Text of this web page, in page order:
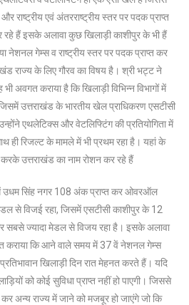
राष्ट्रीय एवं अंतरराष्ट्रीय स्तर पर पदक प्राप्त
रहे हैं इसके अलावा कुछ खिलाड़ी काशीपुर के भी हैं
नेशनल गेम्स व राष्ट्रीय स्तर पर पदक प्राप्त कर
राज्य के लिए गौरव का विषय है। श्री भट्ट ने
अवगत कराया है कि खिलाड़ी विभिन्न विभागों में
उत्तराखंड के भारतीय खेल प्राधिकरण एसटीसी
एथलेटिक्स और वेटलिफ्टिंग की प्रतियोगिता में
ही रिजल्ट के मामले में भी प्रथम रहा है। यहां के
उत्तराखंड का नाम रोशन कर रहे हैं
उधम सिंह नगर 108 अंक प्राप्त कर ओवरऑल
से विजई रहा, जिसमें एसटीसी काशीपुर के 12
सबसे ज्यादा मेडल से विजय रहा है। इसके अलावा
कराया कि आने वाले समय में 37 वें नेशनल गेम्स
खिलाड़ी दिन रात मेहनत करते हैं। यदि
को कोई सुविधा प्राप्त नहीं हो पाएगी। जिससे
अन्य राज्य में जाने को मजबूर हो जाएंगे जो कि